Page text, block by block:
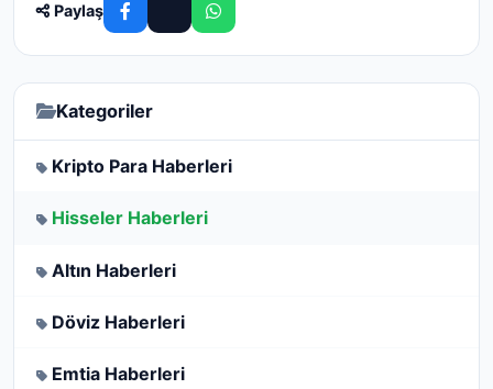
Paylaş
Kategoriler
Kripto Para Haberleri
Hisseler Haberleri
Altın Haberleri
Döviz Haberleri
Emtia Haberleri